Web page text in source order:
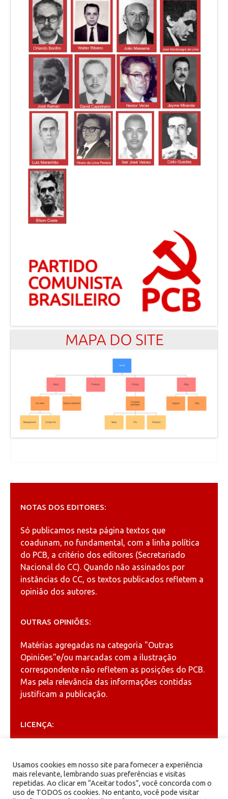
NOTAS DOS EDITORES:
Só publicamos nesta página textos que
coadunam, no fundamental, com a linha política
do PCB, a critério dos editores (Secretariado
Nacional do CC). Quando não assinados por
instâncias do CC, os textos publicados refletem a
opinião dos autores.
OUTRAS OPINIÕES:
Matérias agregadas na categoria "Outras
Opiniões"e/ou marcadas com a ilustração
correspondente não refletem as posições do PCB.
Mas pela relevância das informações contidas
justificam a publicação.
LICENÇA:
Creative Commons
ARQUIVOS
Usamos cookies em nosso site para fornecer a experiência
mais relevante, lembrando suas preferências e visitas
repetidas. Ao clicar em “Aceitar todos”, você concorda com o
uso de TODOS os cookies. No entanto, você pode visitar